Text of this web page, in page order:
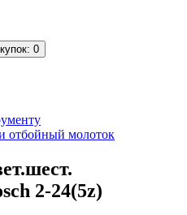
: 0
отбойный молоток
2-24(5z)